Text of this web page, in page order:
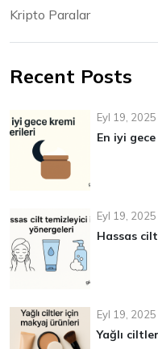
Kripto Paralar
Recent Posts
Eyl 19, 2025
En iyi
Eyl 19, 2025
Hassas
Eyl 19, 2025
Yağlı